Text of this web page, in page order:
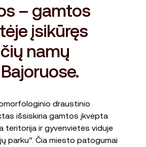
– gamtos
įsikūręs
namų
draustinio
išsiskiria gamtos įkvėpta
teritorija ir gyvenvietės viduje
parku“. Čia miesto patogumai